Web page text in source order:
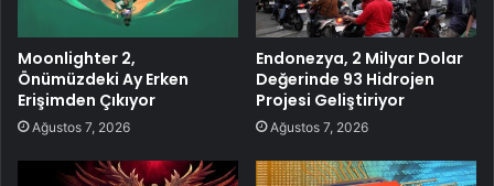
Moonlighter 2,
Önümüzdeki Ay Erken
Erişimden Çıkıyor
Ağustos 7, 2026
Endonezya, 2 Milyar Dolar
Değerinde 93 Hidrojen
Projesi Geliştiriyor
Ağustos 7, 2026